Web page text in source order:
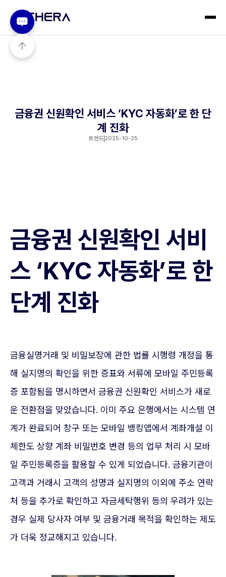
금융권 신원확인 서비스 ‘KYC 자동화’로 한 단
계 진화
트렌드 2025-10-25
금융권 신원확인 서비
스 ‘KYC 자동화’로 한
단계 진화
금융실명거래 및 비밀보장에 관한 법률 시행령 개정을 통
해 실지명의 확인을 위한 증표와 서류에 모바일 주민등록
증 포함됨을 명시하면서 금융권 신원확인 서비스가 새로
운 전환점을 맞았습니다. 이미 주요 은행에서는 시스템 연
계가 완료되어 창구 또는 모바일 뱅킹앱에서 계좌개설 이
체한도 상향 계좌 비밀번호 변경 등의 업무 처리 시 모바
일 주민등록증을 활용할 수 있게 되었습니다. 금융기관이
고객과 거래시 고객의 성명과 실지명의 이외에 주소 연락
처 등을 추가로 확인하고 자금세탁행위 등의 우려가 있는
경우 실제 당사자 여부 및 금융거래 목적을 확인하는 제도
가 더욱 정교해지고 있습니다.